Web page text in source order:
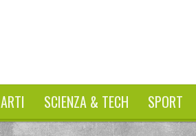
ARTI SCIENZA & TECH SPORT